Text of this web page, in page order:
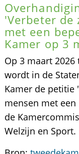
'Verbeter de
met een
Kamer op 3
Op 3 maart 2026
wordt in de
Kamer de petitie
mensen met
de
Welzijn en Sport.